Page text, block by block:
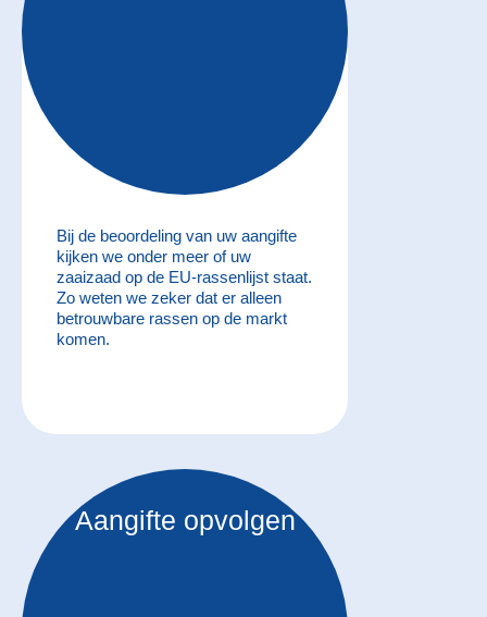
Bij de beoordeling van uw aangifte
kijken we onder meer of uw
zaaizaad op de EU-rassenlijst staat.
Zo weten we zeker dat er alleen
betrouwbare rassen op de markt
komen.
Aangifte opvolgen